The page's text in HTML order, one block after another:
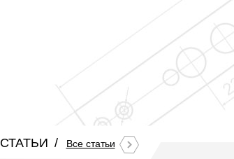
СТАТЬИ Все статьи